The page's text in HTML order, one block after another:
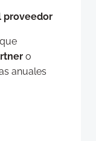
proveedor
o
anuales